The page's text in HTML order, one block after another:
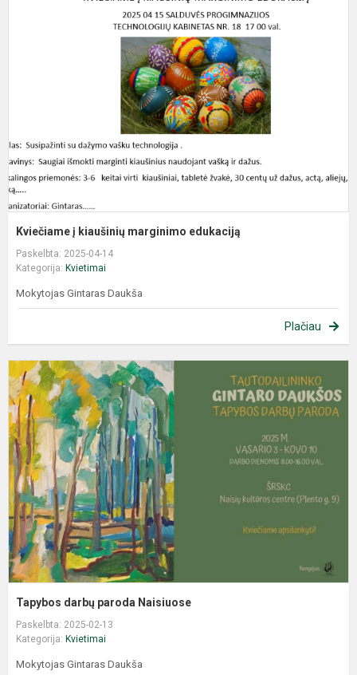
Kviečiame į kiaušinių marginimo edukaciją
Paskelbta: 2025-04-14
Kategorija: Kvietimai
Mokytojas Gintaras Daukša
Plačiau
Tapybos darbų paroda Naisiuose
Paskelbta: 2025-02-13
Kategorija: Kvietimai
Mokytojas Gintaras Daukša